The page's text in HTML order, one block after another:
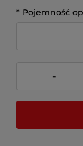
* Pojemność
-